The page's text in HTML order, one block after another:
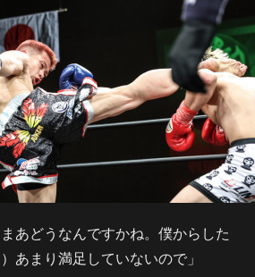
あどうなんですかね。僕からした
あまり満足していないので」